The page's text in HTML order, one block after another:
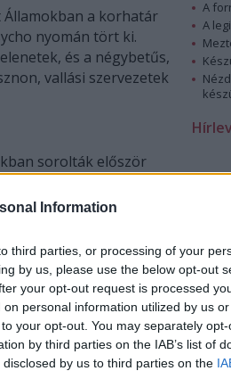
Information
third parties, or processing of your
by us, please use the below opt-out
your opt-out request is processed
personal information utilized by us
your opt-out. You may separately
by third parties on the IAB’s list of
by us to third parties on the
Államokban a korhatár
nyomán tört ki.
és a négybetűs,
vallási szervezetek
sorolták először
hasonló törekvések
próbálták felhívni a
eróziójára", az
erőszakra, szexre, és
nagy botrány 1966-
farkastól, az Ulysses és
robbant ki.
A
A